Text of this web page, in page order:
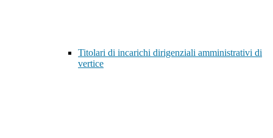
Titolari di incarichi dirigenziali amministrativi di
vertice